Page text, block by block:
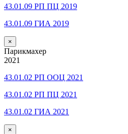
43.01.09 РП ПЦ 2019
43.01.09 ГИА 2019
×
Парикмахер
2021
43.01.02 РП ООЦ 2021
43.01.02 РП ПЦ 2021
43.01.02 ГИА 2021
×